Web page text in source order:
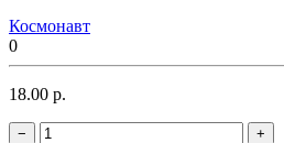
Космонавт
0
18.00 р.
− +